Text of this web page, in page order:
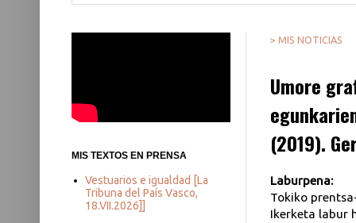
> MIS NOTICIAS
Umore
(2019).
Laburpena:
Tokiko
Ikerketa labur
MIS TEXTOS EN PRENSA
Vestuarios e igualdad [La
Tribuna del País Vasco,
18.VII.2026]]